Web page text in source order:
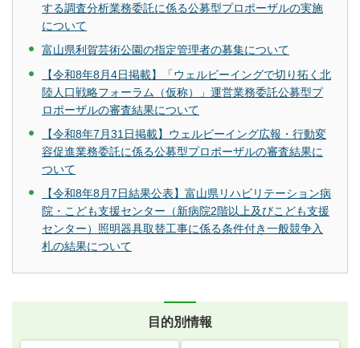
する調査分析業務委託に係る公募型プロポーザルの実施
について
富山県利賀芸術公園の指定管理者の募集について
【令和8年8月4日掲載】「ウェルビーイングで切り拓く北
陸人口戦略フォーラム（仮称）」運営業務委託公募型プ
ロポーザルの審査結果について
【令和8年7月31日掲載】ウェルビーイング広報・行動変
容促進業務委託に係る公募型プロポーザルの審査結果に
ついて
【令和8年8月7日結果公表】富山県リハビリテーション病
院・こども支援センター（新病院2階以上及びこども支援
センター）照明器具取替工事に係る条件付き一般競争入
札の結果について
目的別情報